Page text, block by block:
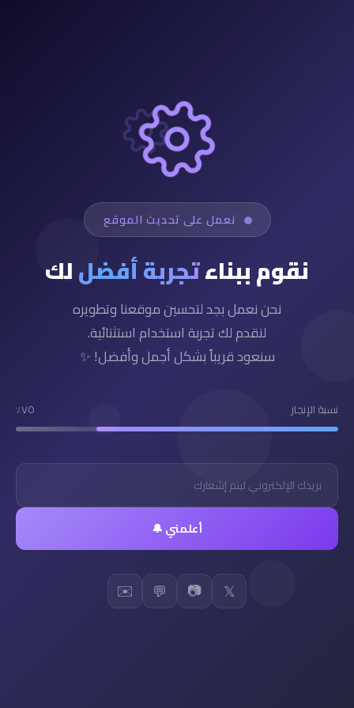
نعمل على تحديث الموقع
نقوم ببناءتجربة أفضللك
نحن نعمل بجد لتحسين موقعنا وتطويره
لنقدم لك تجربة استخدام استثنائية.
سنعود قريباً بشكل أجمل وأفضل! ✨
نسبة الإنجاز ٧٥٪
أعلمني 🔔
𝕏
📷
💬
✉️